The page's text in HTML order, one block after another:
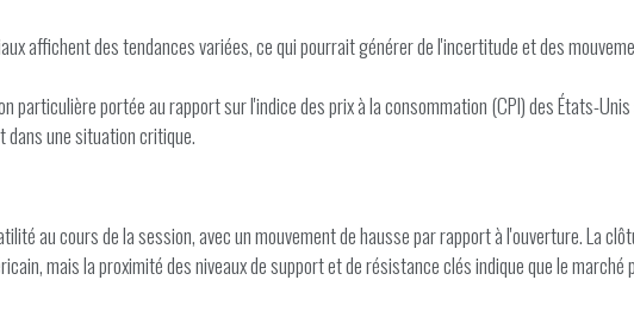
affichent des tendances variées, ce qui pourrait générer de l'incertitude et des
portée au rapport sur l'indice des prix à la consommation (CPI) des États-Unis
dans une situation critique.
au cours de la session, avec un mouvement de hausse par rapport à l'ouverture. La
mais la proximité des niveaux de support et de résistance clés indique que le